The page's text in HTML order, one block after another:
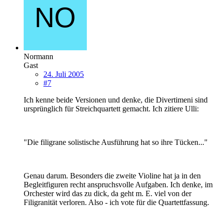
Normann
Gast
24. Juli 2005
#7
Ich kenne beide Versionen und denke, die Divertimeni sind
ursprünglich für Streichquartett gemacht. Ich zitiere Ulli:
"Die filigrane solistische Ausführung hat so ihre Tücken..."
Genau darum. Besonders die zweite Violine hat ja in den
Begleitfiguren recht anspruchsvolle Aufgaben. Ich denke, im
Orchester wird das zu dick, da geht m. E. viel von der
Filigranität verloren. Also - ich vote für die Quartettfassung.